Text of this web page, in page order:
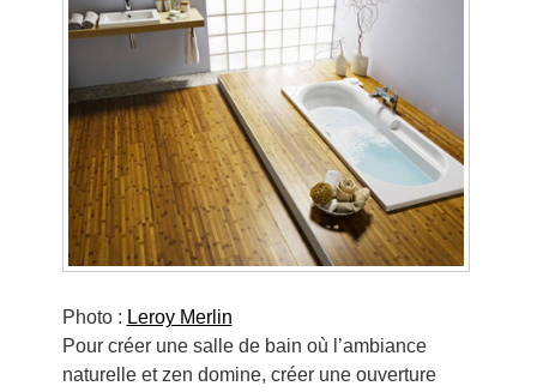
Photo : Leroy Merlin
Pour créer une salle de bain où l’ambiance
naturelle et zen domine, créer une ouverture